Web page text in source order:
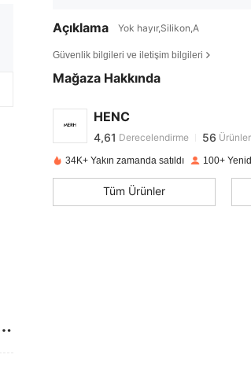
Açıklama Yok hayır,Silikon,A
Güvenlik bilgileri ve iletişim bilgileri
Mağaza Hakkında
HENC
4,61
4,61
4,61
4,61 Derecelendirme 56 Ürünler
4,61 56
4,61
56
4,61
56
34K+ Yakın zamanda satıldı 100+
Tüm Ürünler